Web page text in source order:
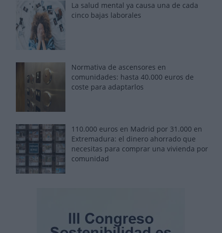
La salud mental ya causa una de cada
cinco bajas laborales
Normativa de ascensores en
comunidades: hasta 40.000 euros de
coste para adaptarlos
110.000 euros en Madrid por 31.000 en
Extremadura: el dinero ahorrado que
necesitas para comprar una vivienda por
comunidad